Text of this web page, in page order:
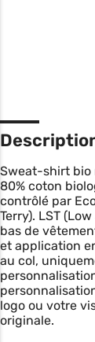
Sweat-shirt bio
80% coton
contrôlé par
Terry). LST
bas de
et application
au col,
logo ou votre
originale.